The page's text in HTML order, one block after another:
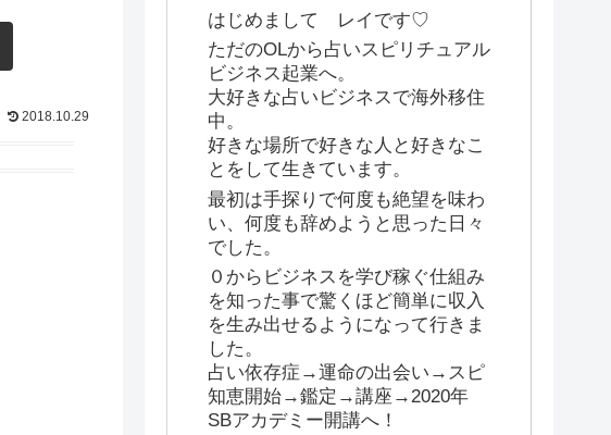
2018.10.29
はじめまして レイです♡
ただのOLから占いスピリチュアル
ビジネス起業へ。
大好きな占いビジネスで海外移住
中。
好きな場所で好きな人と好きなこ
とをして生きています。
最初は手探りで何度も絶望を味わ
い、何度も辞めようと思った日々
でした。
０からビジネスを学び稼ぐ仕組み
を知った事で驚くほど簡単に収入
を生み出せるようになって行きま
した。
占い依存症→運命の出会い→スピ
知恵開始→鑑定→講座→2020年
SBアカデミー開講へ！